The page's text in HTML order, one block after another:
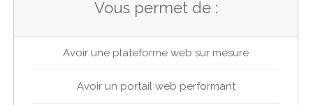
Vous permet de :
Avoir une plateforme web sur mesure
Avoir un portail web performant